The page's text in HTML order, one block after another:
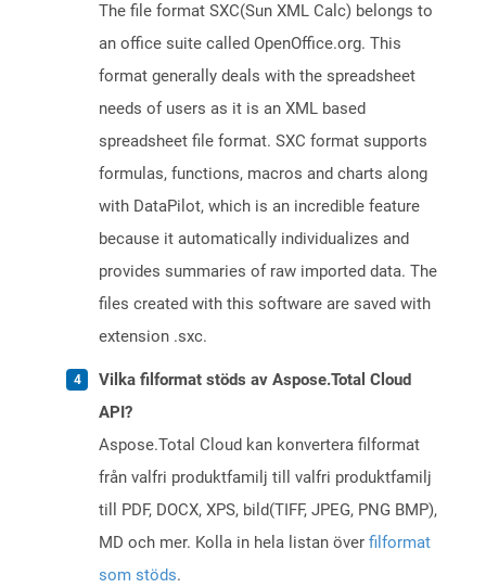
The file format SXC(Sun XML Calc) belongs to
an office suite called OpenOffice.org. This
format generally deals with the spreadsheet
needs of users as it is an XML based
spreadsheet file format. SXC format supports
formulas, functions, macros and charts along
with DataPilot, which is an incredible feature
because it automatically individualizes and
provides summaries of raw imported data. The
files created with this software are saved with
extension .sxc.
Vilka filformat stöds av Aspose.Total Cloud
API?
Aspose.Total Cloud kan konvertera filformat
från valfri produktfamilj till valfri produktfamilj
till PDF, DOCX, XPS, bild(TIFF, JPEG, PNG BMP),
MD och mer. Kolla in hela listan över filformat
som stöds.